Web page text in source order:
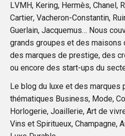
a
t
i
o
n
LVMH, Kering, Hermès, Chanel,
Cartier, Vacheron-Constantin,
Guerlain, Jacquemus… Nous
grands groupes et des maisons
des marques de prestige, des
ou encore des start-ups du
Le blog du luxe et des marques
thématiques Business, Mode,
Horlogerie, Joaillerie, Art de
Vins et Spiritueux, Champagne,